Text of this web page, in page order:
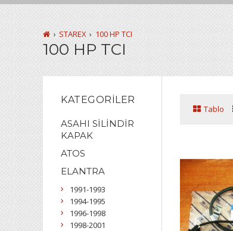
STAREX 100 HP TCI
100 HP TCI
Tablo
KATEGORILER
ASAHI SİLİNDİR
KAPAK
ATOS
ELANTRA
1991-1993
1994-1995
1996-1998
1998-2001